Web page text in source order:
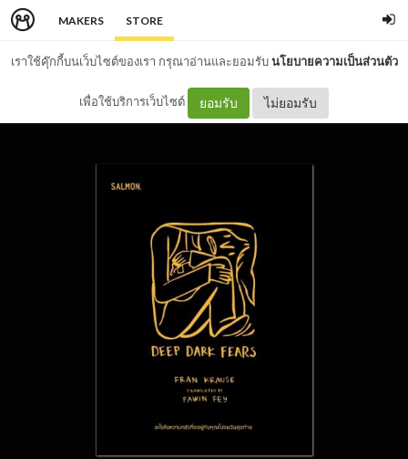
MAKERS STORE
เราใช้คุ๊กกี้บนเว็บไซต์ของเรา กรุณาอ่านและยอมรับนโยบายความเป็นส่วนตัว
เพื่อใช้บริการเว็บไซต์ ยอมรับ ไม่ยอมรับ